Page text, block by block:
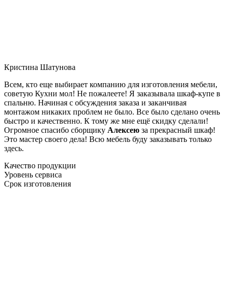
Кристина Шатунова
Всем, кто еще выбирает компанию для изготовления мебели,
советую Кухни мол! Не пожалеете! Я заказывала шкаф-купе в
спальню. Начиная с обсуждения заказа и заканчивая
монтажом никаких проблем не было. Все было сделано очень
быстро и качественно. К тому же мне ещё скидку сделали!
Огромное спасибо сборщику Алексею за прекрасный шкаф!
Это мастер своего дела! Всю мебель буду заказывать только
здесь.
Качество продукции
Уровень сервиса
Срок изготовления